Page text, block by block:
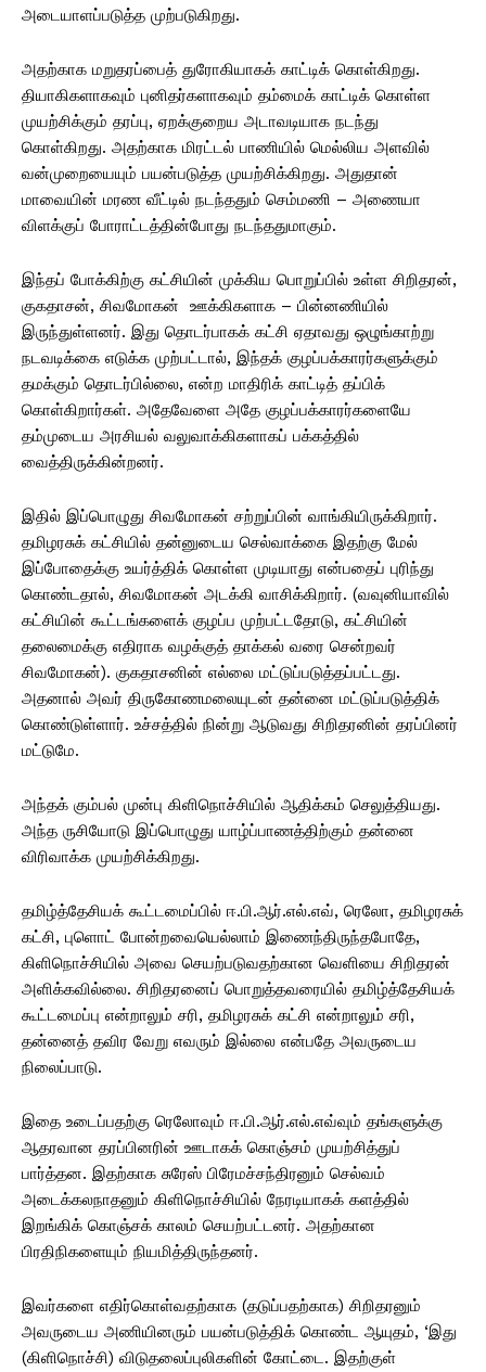
அடையாளப்படுத்த முற்படுகிறது.
அதற்காக மறுதரப்பைத் துரோகியாகக் காட்டிக் கொள்கிறது.
தியாகிகளாகவும் புனிதர்களாகவும் தம்மைக் காட்டிக் கொள்ள
முயற்சிக்கும் தரப்பு, ஏறக்குறைய அடாவடியாக நடந்து
கொள்கிறது. அதற்காக மிரட்டல் பாணியில் மெல்லிய அளவில்
வன்முறையையும் பயன்படுத்த முயற்சிக்கிறது. அதுதான்
மாவையின் மரண வீட்டில் நடந்ததும் செம்மணி – அணையா
விளக்குப் போராட்டத்தின்போது நடந்ததுமாகும்.
இந்தப் போக்கிற்கு கட்சியின் முக்கிய பொறுப்பில் உள்ள சிறிதரன்,
குகதாசன், சிவமோகன் ஊக்கிகளாக – பின்னணியில்
இருந்துள்ளனர். இது தொடர்பாகக் கட்சி ஏதாவது ஒழுங்காற்று
நடவடிக்கை எடுக்க முற்பட்டால், இந்தக் குழப்பக்காரர்களுக்கும்
தமக்கும் தொடர்பில்லை, என்ற மாதிரிக் காட்டித் தப்பிக்
கொள்கிறார்கள். அதேவேளை அதே குழப்பக்காரர்களையே
தம்முடைய அரசியல் வலுவாக்கிகளாகப் பக்கத்தில்
வைத்திருக்கின்றனர்.
இதில் இப்பொழுது சிவமோகன் சற்றுப்பின் வாங்கியிருக்கிறார்.
தமிழரசுக் கட்சியில் தன்னுடைய செல்வாக்கை இதற்கு மேல்
இப்போதைக்கு உயர்த்திக் கொள்ள முடியாது என்பதைப் புரிந்து
கொண்டதால், சிவமோகன் அடக்கி வாசிக்கிறார். (வவுனியாவில்
கட்சியின் கூட்டங்களைக் குழப்ப முற்பட்டதோடு, கட்சியின்
தலைமைக்கு எதிராக வழக்குத் தாக்கல் வரை சென்றவர்
சிவமோகன்). குகதாசனின் எல்லை மட்டுப்படுத்தப்பட்டது.
அதனால் அவர் திருகோணமலையுடன் தன்னை மட்டுப்படுத்திக்
கொண்டுள்ளார். உச்சத்தில் நின்று ஆடுவது சிறிதரனின் தரப்பினர்
மட்டுமே.
அந்தக் கும்பல் முன்பு கிளிநொச்சியில் ஆதிக்கம் செலுத்தியது.
அந்த ருசியோடு இப்பொழுது யாழ்ப்பாணத்திற்கும் தன்னை
விரிவாக்க முயற்சிக்கிறது.
தமிழ்த்தேசியக் கூட்டமைப்பில் ஈ.பி.ஆர்.எல்.எவ், ரெலோ, தமிழரசுக்
கட்சி, புளொட் போன்றவையெல்லாம் இணைந்திருந்தபோதே,
கிளிநொச்சியில் அவை செயற்படுவதற்கான வெளியை சிறிதரன்
அளிக்கவில்லை. சிறிதரனைப் பொறுத்தவரையில் தமிழ்த்தேசியக்
கூட்டமைப்பு என்றாலும் சரி, தமிழரசுக் கட்சி என்றாலும் சரி,
தன்னைத் தவிர வேறு எவரும் இல்லை என்பதே அவருடைய
நிலைப்பாடு.
இதை உடைப்பதற்கு ரெலோவும் ஈ.பி.ஆர்.எல்.எவ்வும் தங்களுக்கு
ஆதரவான தரப்பினரின் ஊடாகக் கொஞ்சம் முயற்சித்துப்
பார்த்தன. இதற்காக சுரேஸ் பிரேமச்சந்திரனும் செல்வம்
அடைக்கலநாதனும் கிளிநொச்சியில் நேரடியாகக் களத்தில்
இறங்கிக் கொஞ்சக் காலம் செயற்பட்டனர். அதற்கான
பிரதிநிகளையும் நியமித்திருந்தனர்.
இவர்களை எதிர்கொள்வதற்காக (தடுப்பதற்காக) சிறிதரனும்
அவருடைய அணியினரும் பயன்படுத்திக் கொண்ட ஆயுதம், ‘இது
(கிளிநொச்சி) விடுதலைப்புலிகளின் கோட்டை. இதற்குள்